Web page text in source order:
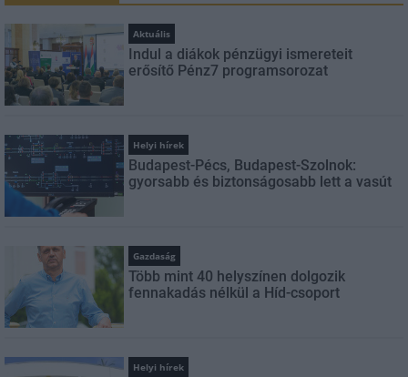
Aktuális
Indul a diákok pénzügyi ismereteit
erősítő Pénz7 programsorozat
Helyi hírek
Budapest-Pécs, Budapest-Szolnok:
gyorsabb és biztonságosabb lett a vasút
Gazdaság
Több mint 40 helyszínen dolgozik
fennakadás nélkül a Híd-csoport
Helyi hírek